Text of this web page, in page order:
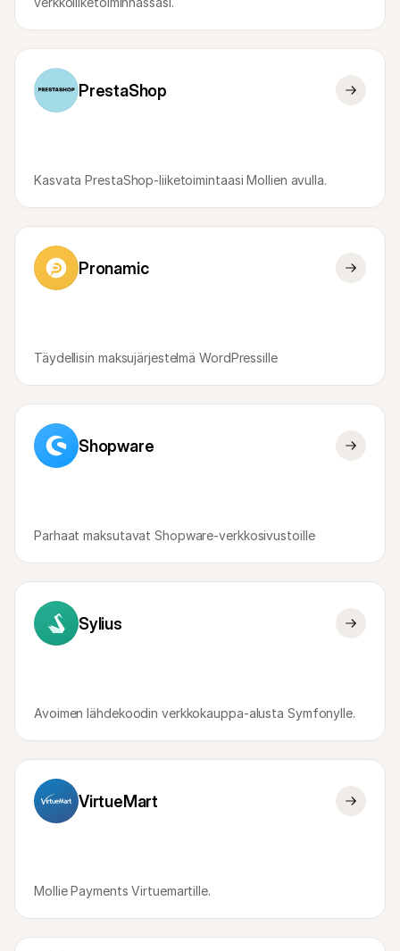
PrestaShop
Kasvata PrestaShop-liiketoimintaasi Mollien avulla.
Pronamic
Täydellisin maksujärjestelmä WordPressille
Shopware
Parhaat maksutavat Shopware-verkkosivustoille
Sylius
Avoimen lähdekoodin verkkokauppa-alusta Symfonylle.
VirtueMart
Mollie Payments Virtuemartille.